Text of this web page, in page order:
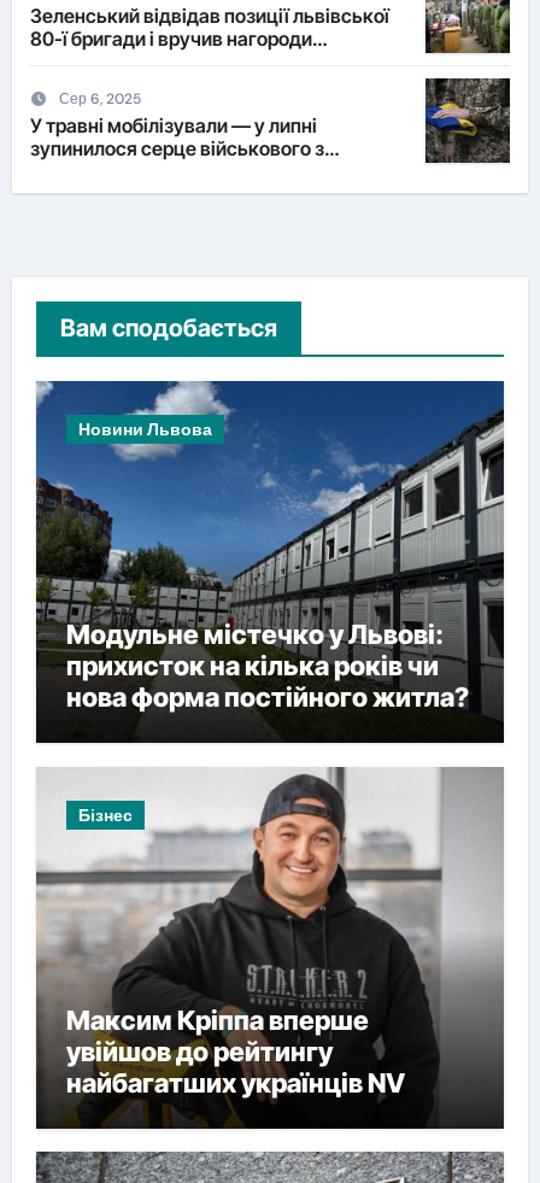
Зеленський відвідав позиції львівської
80-ї бригади і вручив нагороди
військовим
Сер 6, 2025
У травні мобілізували — у липні
зупинилося серце військового з
Вам сподобається
Новини Львова
Модульне містечко у Львові:
прихисток на кілька років чи
нова форма постійного житла?
Бізнес
Максим Кріппа вперше
увійшов до рейтингу
найбагатших українців NV